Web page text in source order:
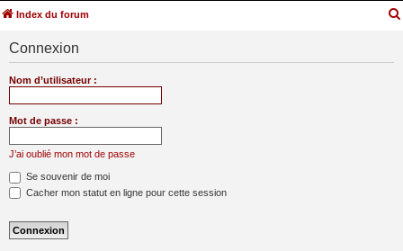
Index du forum
Connexion
Nom d’utilisateur :
Mot de passe :
J’ai oublié mon mot de passe
Se souvenir de moi
Cacher mon statut en ligne pour cette session